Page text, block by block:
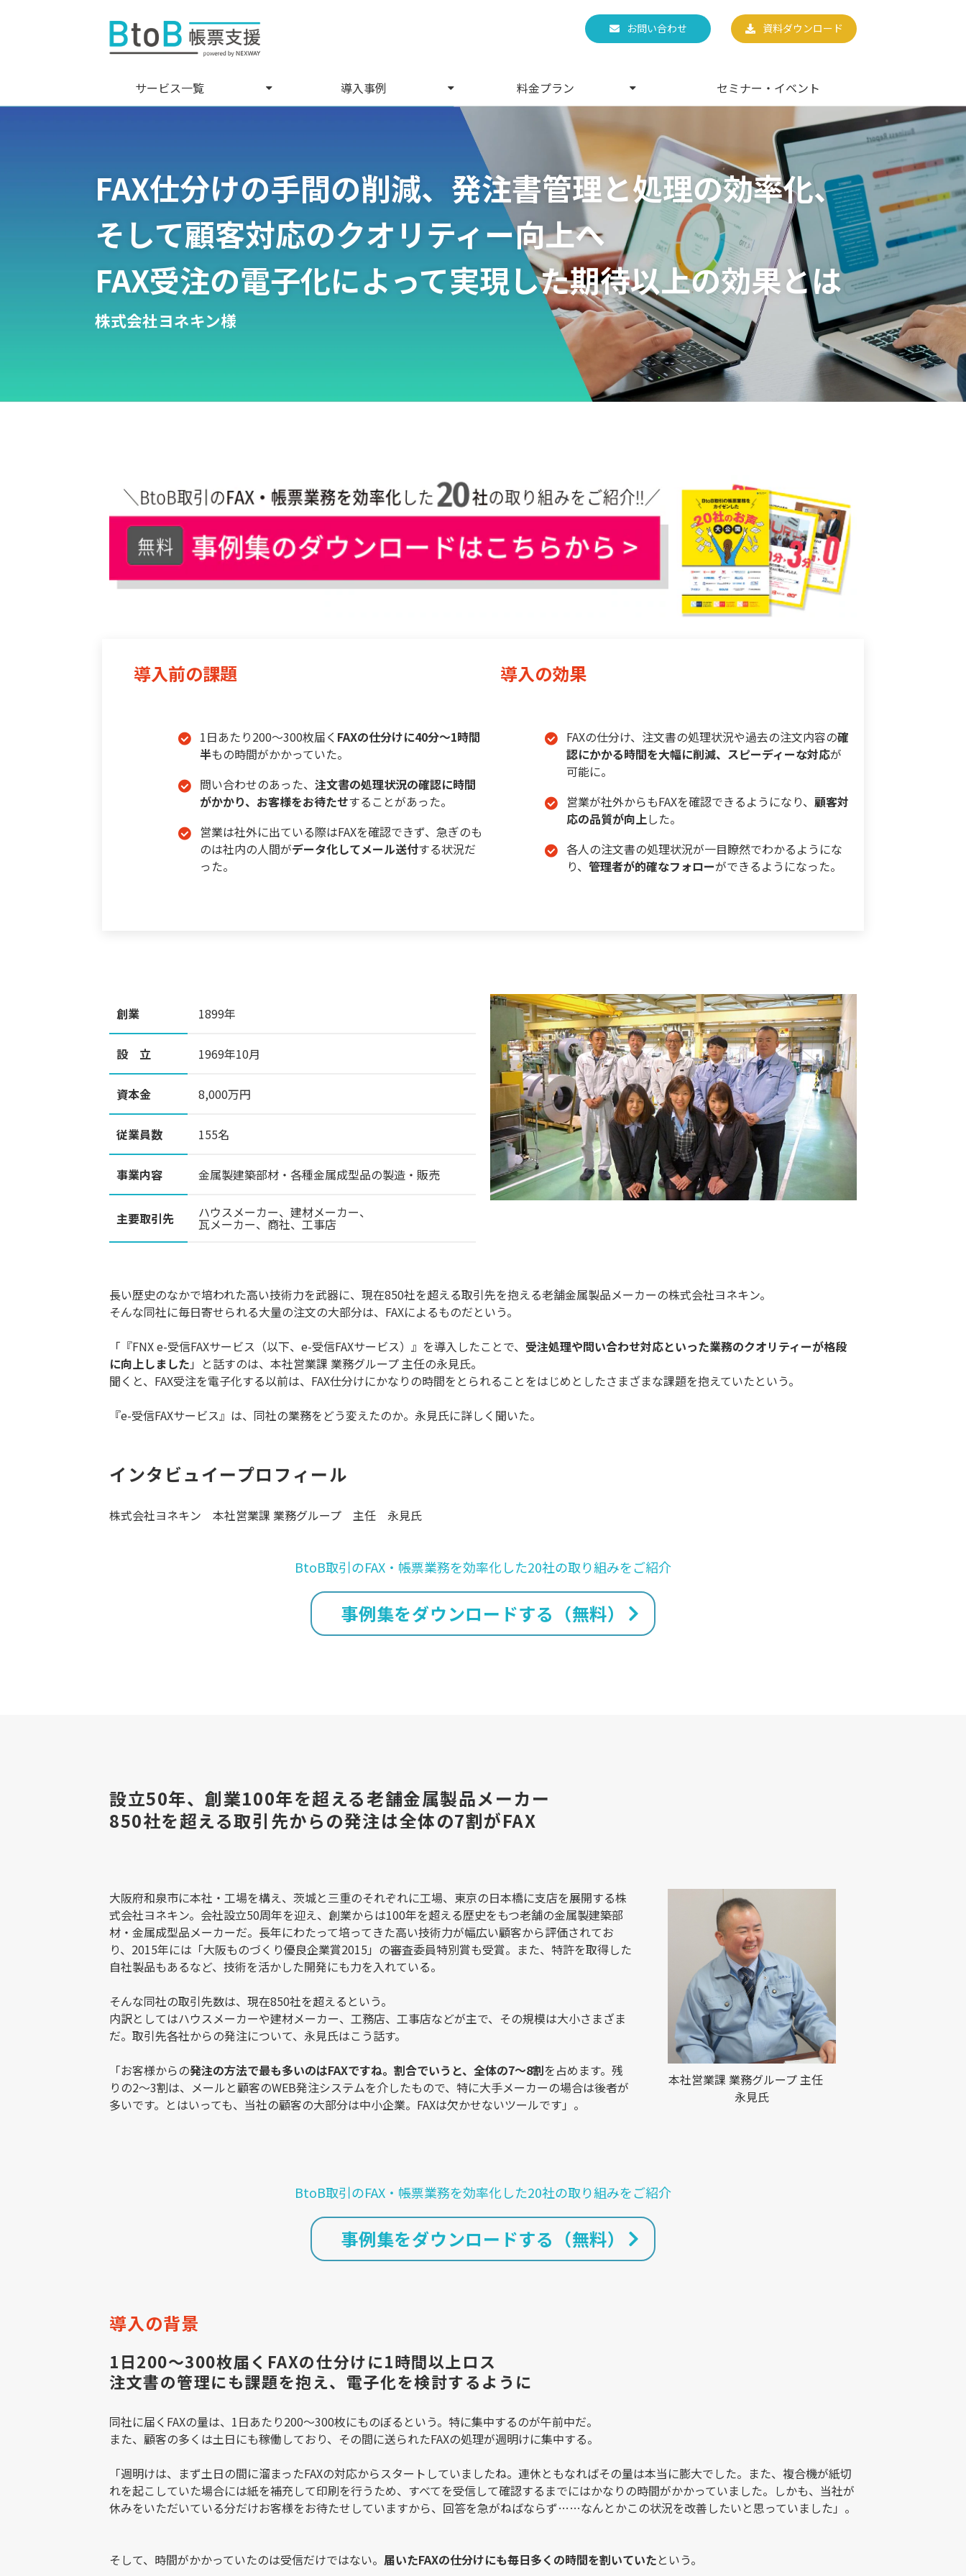
お問い合わせ 資料ダウンロード
サービス一覧 導入事例 料金プラン セミナー・イベント
FAX仕分けの手間の削減、発注書管理と処理の効率化、
そして顧客対応のクオリティー向上へ
FAX受注の電子化によって実現した期待以上の効果とは
株式会社ヨネキン様
導入前の課題
1日あたり200〜300枚届く FAXの仕分けに40分〜1時間
半もの時間がかかっていた。
問い合わせのあった、 注文書の処理状況の確認に時間
がかかり、お客様をお待たせすることがあった。
営業は社外に出ている際はFAXを確認できず、急ぎのも
のは社内の人間がデータ化してメール送付する状況だ
った。
導入の効果
FAXの仕分け、注文書の処理状況や過去の注文内容の確
認にかかる時間を大幅に削減、スピーディーな対応が
可能に。
営業が社外からもFAXを確認できるようになり、 顧客対
応の品質が向上した。
各人の注文書の処理状況が一目瞭然でわかるようにな
り、 管理者が的確なフォローができるようになった。
創業 1899年
設 立 1969年10月
資本金 8,000万円
従業員数 155名
事業内容 金属製建築部材・各種金属成型品の製造・販売
主要取引先 ハウスメーカー、建材メーカー、
瓦メーカー、商社、工事店
長い歴史のなかで培われた高い技術力を武器に、現在850社を超える取引先を抱える老舗金属製品メーカーの株式会社ヨネキン。
そんな同社に毎日寄せられる大量の注文の大部分は、FAXによるものだという。
「『FNX e-受信FAXサービス（以下、e-受信FAXサービス）』を導入したことで、 受注処理や問い合わせ対応といった業務のクオリティーが格段
に向上しました 」と話すのは、本社営業課 業務グループ 主任の永見氏。
聞くと、FAX受注を電子化する以前は、FAX仕分けにかなりの時間をとられることをはじめとしたさまざまな課題を抱えていたという。
『e-受信FAXサービス』は、同社の業務をどう変えたのか。永見氏に詳しく聞いた。
インタビュイープロフィール
株式会社ヨネキン 本社営業課 業務グループ 主任 永見氏
BtoB取引のFAX・帳票業務を効率化した20社の取り組みをご紹介
事例集をダウンロードする（無料）
設立50年、創業100年を超える老舗金属製品メーカー
850社を超える取引先からの発注は全体の7割がFAX
大阪府和泉市に本社・工場を構え、茨城と三重のそれぞれに工場、東京の日本橋に支店を展開する株
式会社ヨネキン。会社設立50周年を迎え、創業からは100年を超える歴史をもつ老舗の金属製建築部
材・金属成型品メーカーだ。長年にわたって培ってきた高い技術力が幅広い顧客から評価されてお
り、2015年には「大阪ものづくり優良企業賞2015」の審査委員特別賞も受賞。また、特許を取得した
自社製品もあるなど、技術を活かした開発にも力を入れている。
そんな同社の取引先数は、現在850社を超えるという。
内訳としてはハウスメーカーや建材メーカー、工務店、工事店などが主で、その規模は大小さまざま
だ。取引先各社からの発注について、永見氏はこう話す。
「お客様からの発注の方法で最も多いのはFAXですね。割合でいうと、全体の7〜8割を占めます。残
りの2〜3割は、メールと顧客のWEB発注システムを介したもので、特に大手メーカーの場合は後者が
多いです。とはいっても、当社の顧客の大部分は中小企業。FAXは欠かせないツールです」。
本社営業課 業務グループ 主任
永見氏
BtoB取引のFAX・帳票業務を効率化した20社の取り組みをご紹介
事例集をダウンロードする（無料）
導入の背景
1日200〜300枚届くFAXの仕分けに1時間以上ロス
注文書の管理にも課題を抱え、電子化を検討するように
同社に届くFAXの量は、1日あたり200〜300枚にものぼるという。特に集中するのが午前中だ。
また、顧客の多くは土日にも稼働しており、その間に送られたFAXの処理が週明けに集中する。
「週明けは、まず土日の間に溜まったFAXの対応からスタートしていましたね。連休ともなればその量は本当に膨大でした。また、複合機が紙切
れを起こしていた場合には紙を補充して印刷を行うため、すべてを受信して確認するまでにはかなりの時間がかかっていました。しかも、当社が
休みをいただいている分だけお客様をお待たせしていますから、回答を急がねばならず……なんとかこの状況を改善したいと思っていました」。
そして、時間がかかっていたのは受信だけではない。 届いたFAXの仕分けにも毎日多くの時間を割いていたという。